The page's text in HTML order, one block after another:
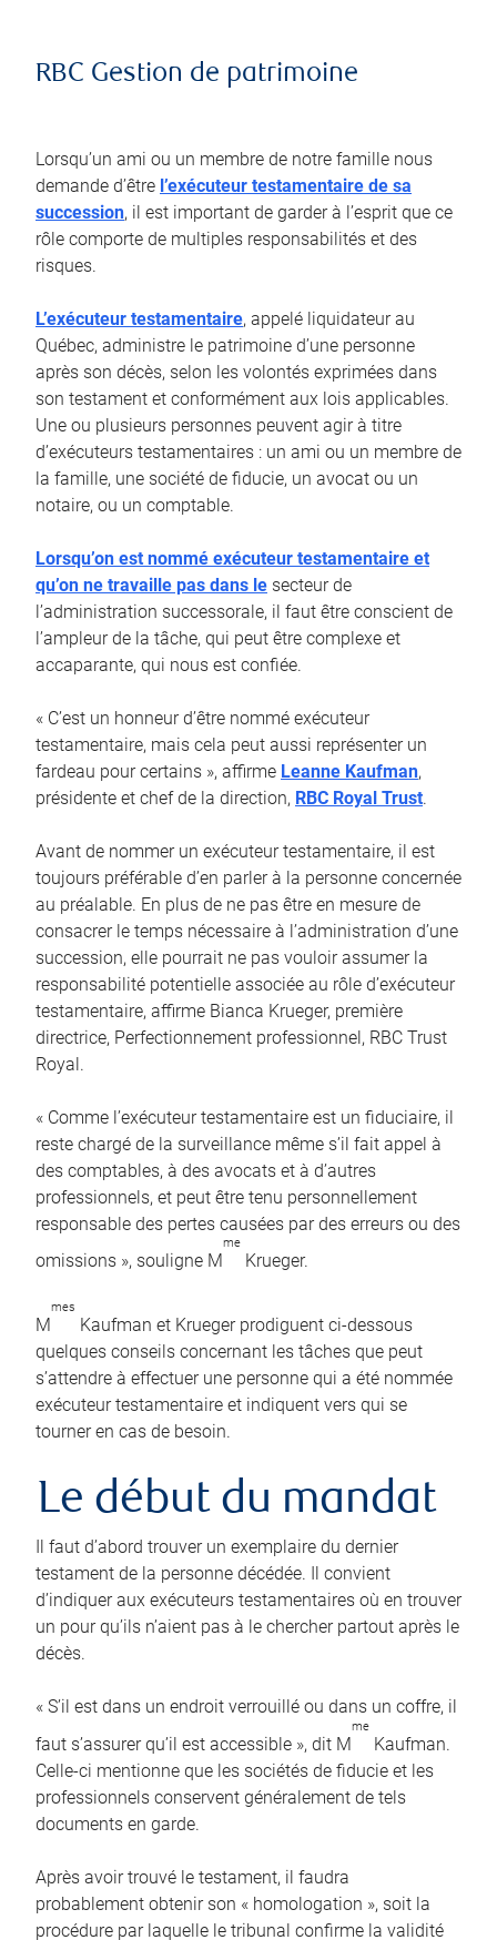
RBC Gestion de patrimoine
Lorsqu’un ami ou un membre de notre famille nous
demande d’être l’exécuteur testamentaire de sa
succession, il est important de garder à l’esprit que ce
rôle comporte de multiples responsabilités et des
risques.
L’exécuteur testamentaire, appelé liquidateur au
Québec, administre le patrimoine d’une personne
après son décès, selon les volontés exprimées dans
son testament et conformément aux lois applicables.
Une ou plusieurs personnes peuvent agir à titre
d’exécuteurs testamentaires : un ami ou un membre de
la famille, une société de fiducie, un avocat ou un
notaire, ou un comptable.
Lorsqu’on est nommé exécuteur testamentaire et
qu’on ne travaille pas dans le secteur de
l’administration successorale, il faut être conscient de
l’ampleur de la tâche, qui peut être complexe et
accaparante, qui nous est confiée.
« C’est un honneur d’être nommé exécuteur
testamentaire, mais cela peut aussi représenter un
fardeau pour certains », affirme Leanne Kaufman,
présidente et chef de la direction, RBC Royal Trust.
Avant de nommer un exécuteur testamentaire, il est
toujours préférable d’en parler à la personne concernée
au préalable. En plus de ne pas être en mesure de
consacrer le temps nécessaire à l’administration d’une
succession, elle pourrait ne pas vouloir assumer la
responsabilité potentielle associée au rôle d’exécuteur
testamentaire, affirme Bianca Krueger, première
directrice, Perfectionnement professionnel, RBC Trust
Royal.
« Comme l’exécuteur testamentaire est un fiduciaire, il
reste chargé de la surveillance même s’il fait appel à
des comptables, à des avocats et à d’autres
professionnels, et peut être tenu personnellement
responsable des pertes causées par des erreurs ou des
omissions », souligne M
me
Krueger.
M
mes
Kaufman et Krueger prodiguent ci-dessous
quelques conseils concernant les tâches que peut
s’attendre à effectuer une personne qui a été nommée
exécuteur testamentaire et indiquent vers qui se
tourner en cas de besoin.
Le début du mandat
Il faut d’abord trouver un exemplaire du dernier
testament de la personne décédée. Il convient
d’indiquer aux exécuteurs testamentaires où en trouver
un pour qu’ils n’aient pas à le chercher partout après le
décès.
« S’il est dans un endroit verrouillé ou dans un coffre, il
faut s’assurer qu’il est accessible », dit M
me
Kaufman.
Celle-ci mentionne que les sociétés de fiducie et les
professionnels conservent généralement de tels
documents en garde.
Après avoir trouvé le testament, il faudra
probablement obtenir son « homologation », soit la
procédure par laquelle le tribunal confirme la validité